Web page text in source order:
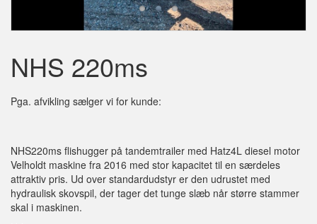
NHS 220ms
Pga. afvikling sælger vi for kunde:
NHS220ms flishugger på tandemtrailer med Hatz4L diesel motor
Velholdt maskine fra 2016 med stor kapacitet til en særdeles
attraktiv pris. Ud over standardudstyr er den udrustet med
hydraulisk skovspil, der tager det tunge slæb når større stammer
skal i maskinen.